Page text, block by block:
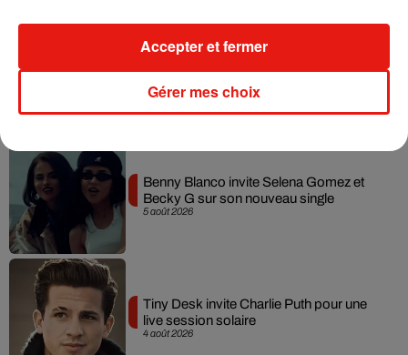
Les Écoptimistes - Le Seuil - 13.50 € - 192 pages
Musique
5 août 2026
Benny Blanco invite Selena Gomez et
Becky G sur son nouveau single
4 août 2026
Tiny Desk invite Charlie Puth pour une
live session solaire
Gérer mes choix
Accepter et fermer